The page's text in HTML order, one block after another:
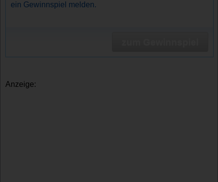
ein Gewinnspiel melden.
Anzeige: